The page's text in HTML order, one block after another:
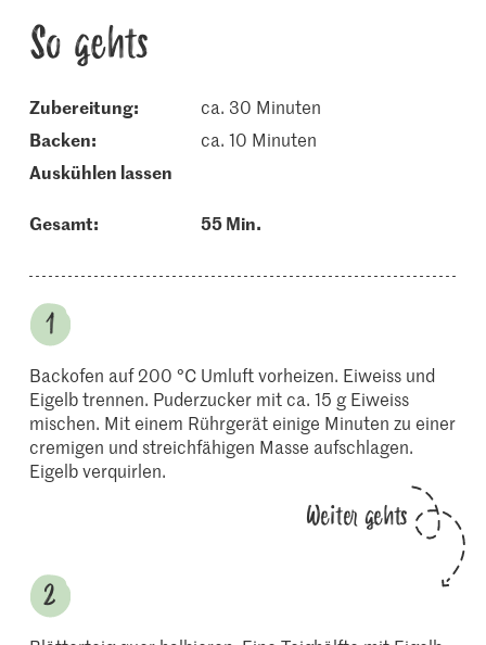
So gehts
Zubereitung:
ca. 30 Minuten
backen:
ca. 10 Minuten
auskühlen lassen
Gesamt: 55 Min.
Backofen auf 200 °C Umluft vorheizen. Eiweiss und
Eigelb trennen. Puderzucker mit ca. 15 g Eiweiss
mischen. Mit einem Rührgerät einige Minuten zu einer
cremigen und streichfähigen Masse aufschlagen.
Eigelb verquirlen.
Weiter gehts